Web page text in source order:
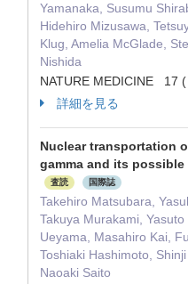
Yamanaka, Susumu
Hidehiro Mizusawa,
Klug, Amelia McGlade,
Nishida
NATURE MEDICINE
詳細を見る
Nuclear transportation
gamma and its
査読 国際誌
Takehiro Matsubara,
Takuya Murakami,
Ueyama, Masahiro Kai,
Toshiaki Hashimoto,
Naoaki Saito